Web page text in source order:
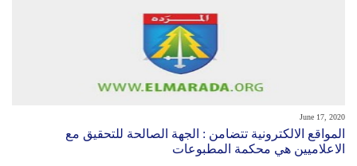
June 17, 2020
المواقع الالكترونية تتضامن : الجهة الصالحة للتحقيق مع
الاعلاميين هي محكمة المطبوعات